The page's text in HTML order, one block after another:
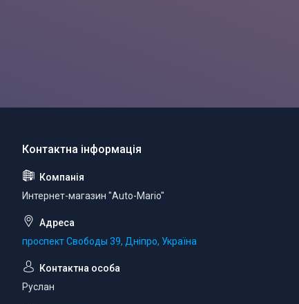
Интернет-магазин "Auto-Mario"
проспект Свободы 39, Дніпро, Україна
Руслан